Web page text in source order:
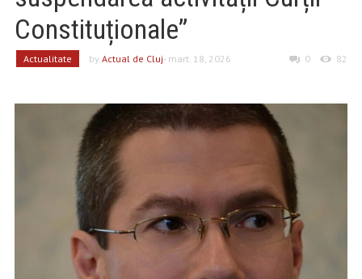
Constituționale”
Actualitate by Actual de Cluj- mart. 18, 2026 0 82